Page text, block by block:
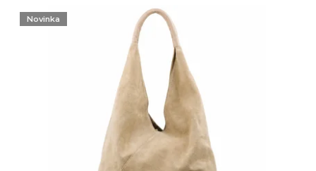
Nejprodávanější
Abecedně
Novinka